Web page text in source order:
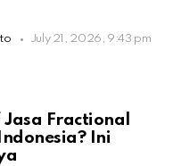
July 21, 2026, 9:43 pm
Fractional
Ini